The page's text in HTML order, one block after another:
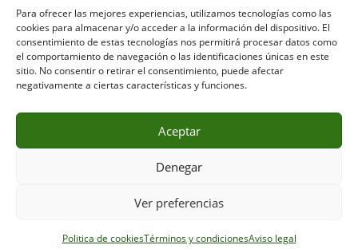
Para ofrecer las mejores experiencias, utilizamos tecnologías como las
cookies para almacenar y/o acceder a la información del dispositivo. El
consentimiento de estas tecnologías nos permitirá procesar datos como
el comportamiento de navegación o las identificaciones únicas en este
sitio. No consentir o retirar el consentimiento, puede afectar
negativamente a ciertas características y funciones.
Aceptar
Denegar
Ver preferencias
Politica de cookiesTérminos y condicionesAviso legal
C. Pozo, 13, 24003. León
POLÍTICA DE PRIVACIDAD
POLÍTICA DE COMPRA
ENVÍO Y ENTREGA TÉRMINOS Y CONDICIONES